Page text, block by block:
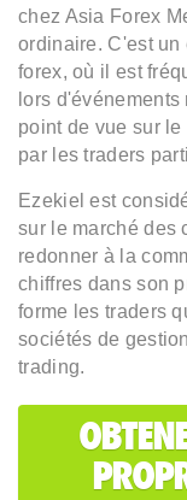
chez Asia Forex
ordinaire. C'est un
forex, où il est
lors
point de vue sur
par les traders
Ezekiel est
sur le marché des
redonner à la
chiffres dans son
forme les traders
sociétés de
trading.